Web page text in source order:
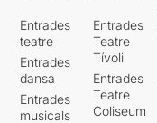
Entrades
teatre
Entrades
dansa
Entrades
musicals
Entrades
Teatre
Tívoli
Entrades
Teatre
Coliseum